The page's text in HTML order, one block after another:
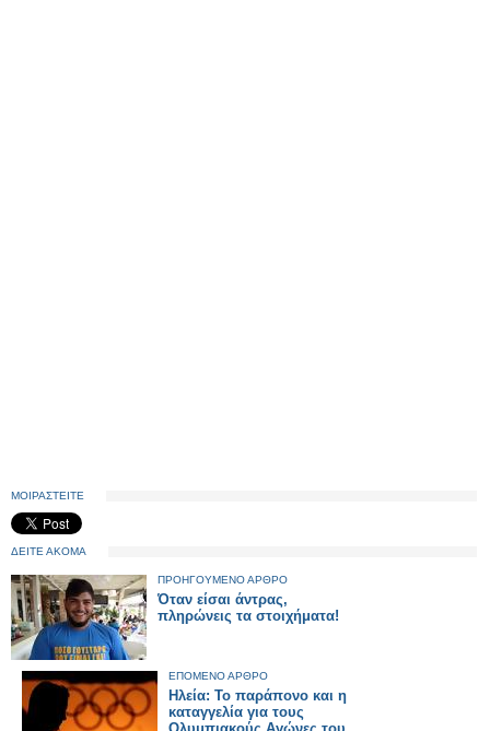
ΜΟΙΡΑΣΤΕΙΤΕ
ΔΕΙΤΕ ΑΚΟΜΑ
ΠΡΟΗΓΟΥΜΕΝΟ ΑΡΘΡΟ
Όταν είσαι άντρας,
πληρώνεις τα στοιχήματα!
ΕΠΟΜΕΝΟ ΑΡΘΡΟ
Ηλεία: Το παράπονο και η
καταγγελία για τους